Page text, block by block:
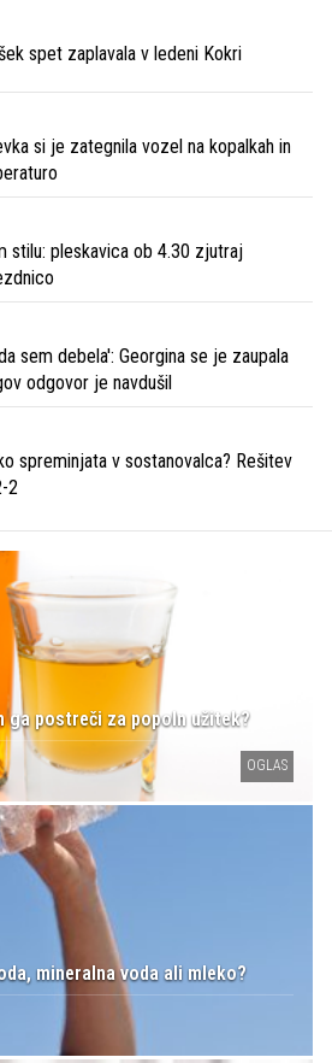
spet zaplavala v ledeni Kokri
si je zategnila vozel na kopalkah in
stilu: pleskavica ob 4.30 zjutraj
sem debela': Georgina se je zaupala
odgovor je navdušil
spreminjata v sostanovalca? Rešitev
2
ga postreči za popoln užitek?
OGLAS
mineralna voda ali mleko?